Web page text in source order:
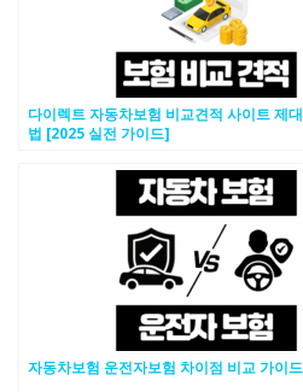
다이렉트 자동차보험 비교견적 사이트 제
법 [2025 실전 가이드]
자동차보험 운전자보험 차이점 비교 가이